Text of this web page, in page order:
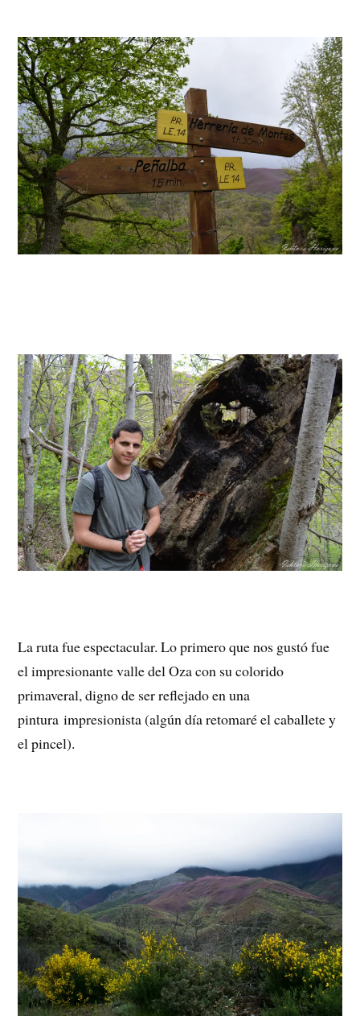
La ruta fue espectacular. Lo primero que nos gustó fue
el impresionante valle del Oza con su colorido
primaveral, digno de ser reflejado en una
pintura impresionista (algún día retomaré el caballete y
el pincel).